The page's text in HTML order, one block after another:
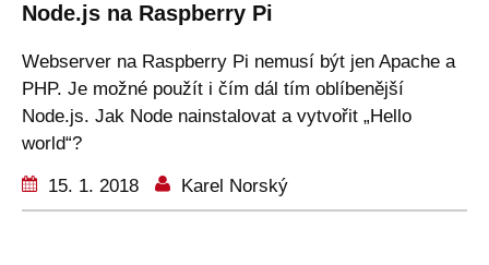
Node.js na Raspberry Pi
Webserver na Raspberry Pi nemusí být jen Apache a
PHP. Je možné použít i čím dál tím oblíbenější
Node.js. Jak Node nainstalovat a vytvořit „Hello
world“?
15. 1. 2018 Karel Norský